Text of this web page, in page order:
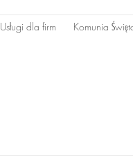
Usługi dla firm Komunia